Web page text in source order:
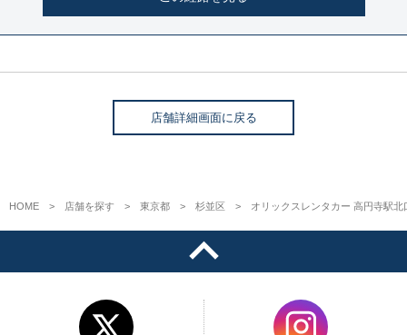
店舗詳細画面に戻る
HOME 店舗を探す 東京都 杉並区 オリックスレンタカー 高円寺駅北